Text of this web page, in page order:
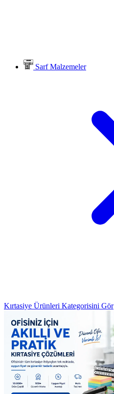
Sarf Malzemeler
Kırtasiye Ürünleri Kategorisini Gör